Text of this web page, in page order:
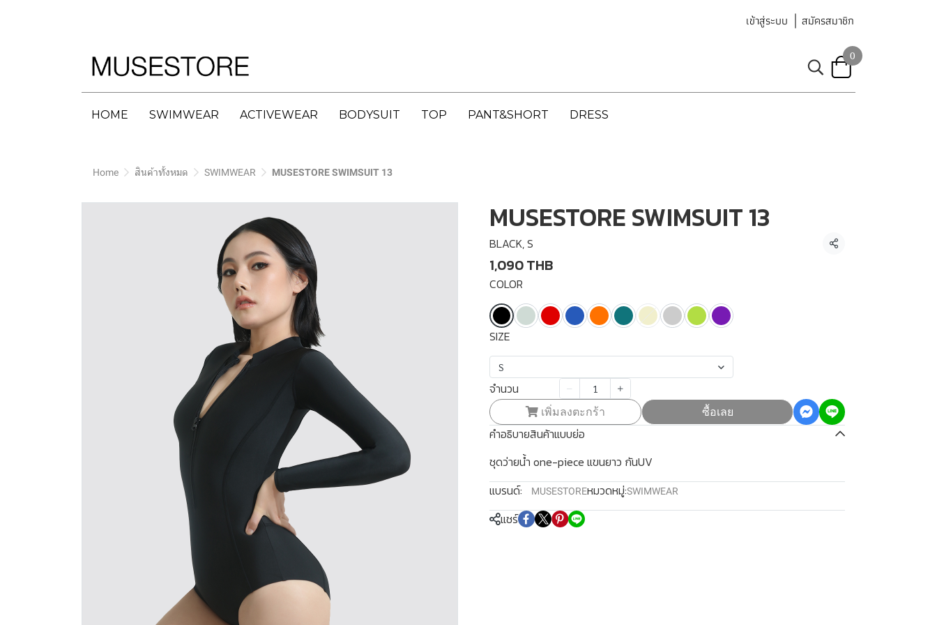
เข้าสู่ระบบ สมัครสมาชิก
0
HOME SWIMWEAR ACTIVEWEAR BODYSUIT TOP PANT&SHORT DRESS
Home สินค้าทั้งหมด SWIMWEAR MUSESTORE SWIMSUIT 13
MUSESTORE SWIMSUIT 13
BLACK, S แชร์
1,090 THB
COLOR
SIZE
S
จำนวน
เพิ่มลงตะกร้า ซื้อเลย
คำอธิบายสินค้าแบบย่อ
ชุดว่ายน้ำ one-piece แขนยาว กันUV
แบรนด์:
MUSESTOREหมวดหมู่:SWIMWEAR
แชร์